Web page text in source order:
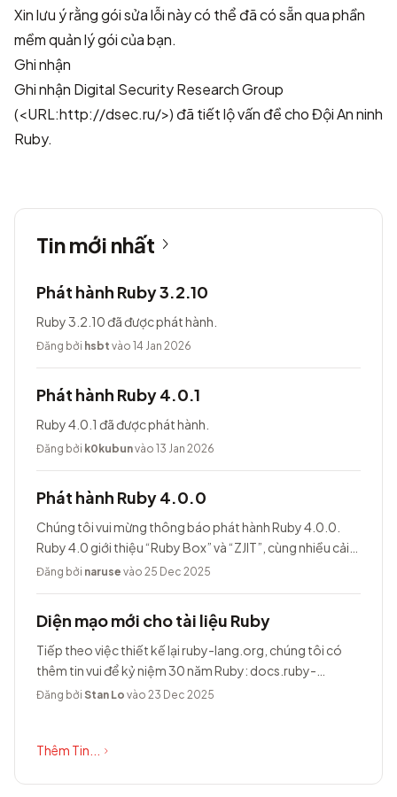
Xin lưu ý rằng gói sửa lỗi này có thể đã có sẵn qua phần
mềm quản lý gói của bạn.
Ghi nhận
Ghi nhận Digital Security Research Group
(<URL:http://dsec.ru/>) đã tiết lộ vấn đề cho Đội An ninh
Ruby.
Tin mới nhất
Phát hành Ruby 3.2.10
Ruby 3.2.10 đã được phát hành.
Đăng bởi hsbt vào 14 Jan 2026
Phát hành Ruby 4.0.1
Ruby 4.0.1 đã được phát hành.
Đăng bởi k0kubunvào 13 Jan 2026
Phát hành Ruby 4.0.0
Chúng tôi vui mừng thông báo phát hành Ruby 4.0.0.
Ruby 4.0 giới thiệu “Ruby Box” và “ZJIT”, cùng nhiều cải
tiến khác.
Đăng bởi naruse vào 25 Dec 2025
Diện mạo mới cho tài liệu Ruby
Tiếp theo việc thiết kế lại ruby-lang.org, chúng tôi có
thêm tin vui để kỷ niệm 30 năm Ruby: docs.ruby-
lang.org có diện mạo hoàn toàn...
Đăng bởi Stan Lo vào 23 Dec 2025
Thêm Tin...